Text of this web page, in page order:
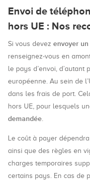
Envoi de
hors UE : Nos
Si vous devez envoyer un
renseignez-vous en
le pays d’envoi, d’autant
européenne. Au sein de
dans les frais de port.
hors UE, pour lesquels
demandée.
Le coût à payer
ainsi que des règles en
charges temporaires
certains pays. En cas de